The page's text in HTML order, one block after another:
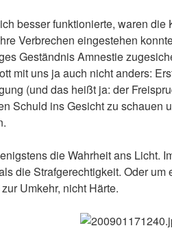
besser funktionierte, waren die
Verbrechen eingestehen
Geständnis Amnestie
mit uns ja auch nicht anders:
(und das heißt ja: der
Schuld ins Gesicht zu schauen
die Wahrheit ans Licht.
die Strafgerechtigkeit. Oder um
Umkehr, nicht Härte.